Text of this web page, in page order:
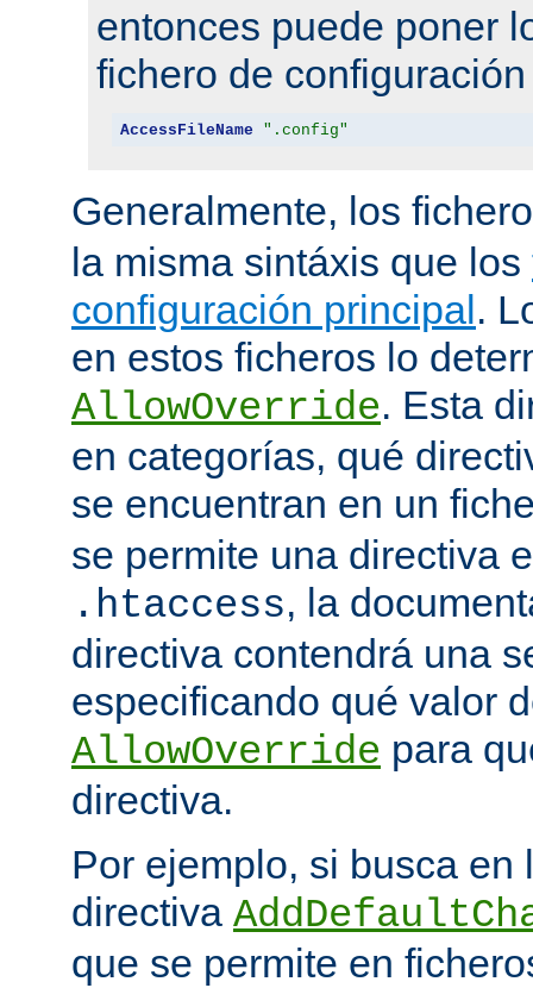
entonces puede poner
fichero de
AccessFileName ".config"
Generalmente, los
la misma sintáxis que los
configuración principal.
en estos ficheros lo
AllowOverride. Esta
en categorías, qué
se encuentran en un
se permite una directiva
.htaccess, la
directiva contendrá una
especificando qué valor
AllowOverride para
directiva.
Por ejemplo, si busca en
directiva
que se permite en